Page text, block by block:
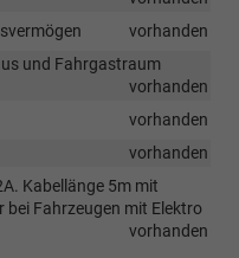
vorhanden
und Fahrgastraum
vorhanden
vorhanden
vorhanden
Kabellänge 5m mit
Fahrzeugen mit Elektro
vorhanden